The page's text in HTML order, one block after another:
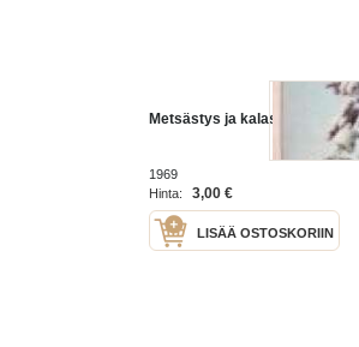
Metsästys ja kalastus 1969 nr
1969
Hinta:
3,00 €
LISÄÄ OSTOSKORIIN